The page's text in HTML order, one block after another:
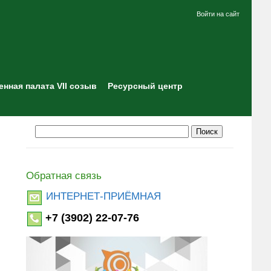
Войти на сайт
палата VII созыв Ресурсный центр
Обратная связь
ИНТЕРНЕТ-ПРИЁМНАЯ
+7 (3902) 22-07-76